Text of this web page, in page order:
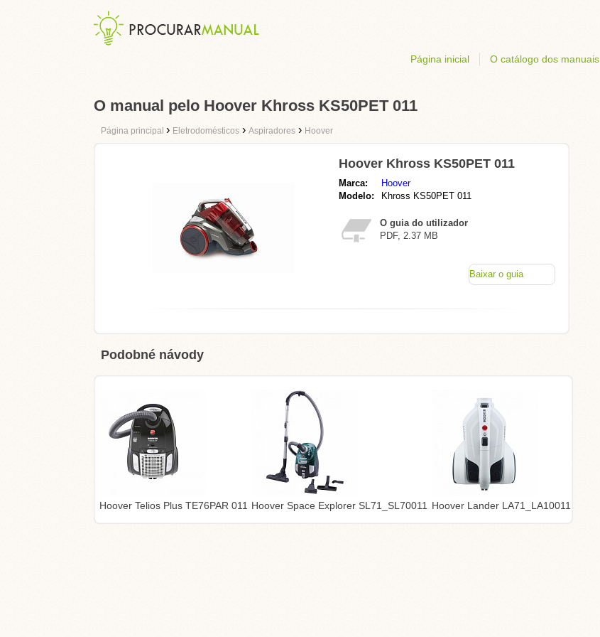
Página inicial O catálogo dos manuais
O manual pelo Hoover Khross KS50PET 011
Página principal › Eletrodomésticos › Aspiradores › Hoover
Hoover Khross KS50PET 011
Marca:
Hoover
Modelo:
Khross KS50PET 011
O guia do utilizador
PDF, 2.37 MB
Baixar o guia
Podobné návody
Hoover Telios Plus TE76PAR 011 Hoover Space Explorer SL71_SL70011 Hoover Lander LA71_LA10011